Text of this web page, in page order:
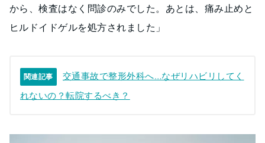
から、検査はなく問診のみでした。あとは、痛み止めと
ヒルドイドゲルを処方されました」
関連記事
交通事故で整形外科へ…なぜリハビリしてく
れないの？転院するべき？